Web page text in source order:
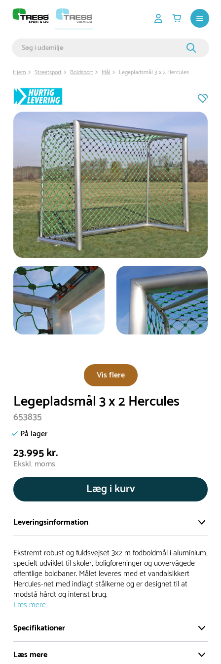
Hjem Streetsport Boldsport Mål Legepladsmål 3 x 2 Hercules
Vis flere
Legepladsmål 3 x 2 Hercules
653835
På lager
23.995 kr.
Ekskl. moms
Læg i kurv
Leveringsinformation
Vi har et stort og effektivt lager på ca. 6.000 kvadratmeter
med mere end 5.000 forskellige produkter på hylderne til
omgående levering.
- Leveringstiden på lagervarer er i Danmark normalt 1-3
hverdage
- Leveringstiden på specialvarer og bestillingsvarer oplyses
ved bestilling
- I tilfælde af restordre vil kundeservice kontakte dig via e-
Ekstremt robust og fuldsvejset 3x2 m fodboldmål i aluminium,
specielt udviklet til skoler, boligforeninger og uovervågede
offentlige boldbaner. Målet leveres med et vandalsikkert
Hercules-net med indlagt stålkerne og er designet til at
modstå hårdt og intenst brug.
Læs mere
Specifikationer
Læs mere